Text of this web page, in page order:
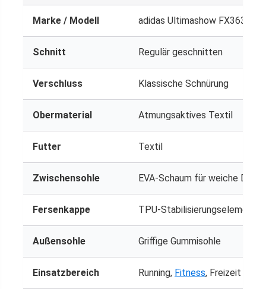
Marke / Modell adidas Ultimashow FX3636
Schnitt Regulär geschnitten
Verschluss Klassische Schnürung
Obermaterial Atmungsaktives Textil
Futter Textil
Zwischensohle EVA-Schaum für weiche
Fersenkappe TPU-Stabilisierungselement
Außensohle Griffige Gummisohle
Einsatzbereich Running, Fitness, Freizeit